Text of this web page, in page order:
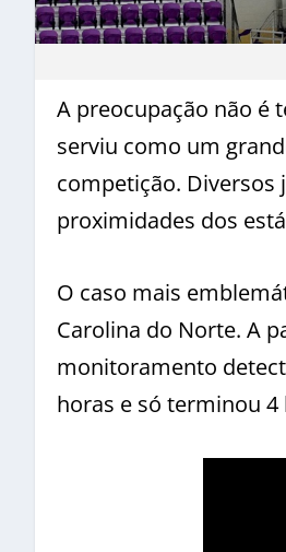
A preocupação não é
serviu como um
competição. Diversos
proximidades dos
O caso mais
Carolina do Norte. A
monitoramento
horas e só terminou